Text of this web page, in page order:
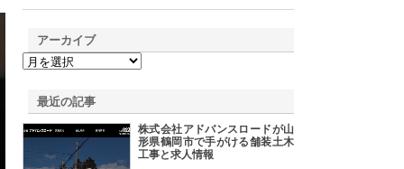
アーカイブ
最近の記事
株式会社アドバンスロードが山
形県鶴岡市で手がける舗装土木
工事と求人情報